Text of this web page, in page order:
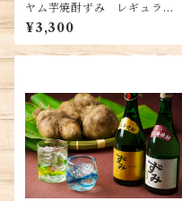
ヤム芋焼酎ずみ レギュラー
タイプミニボトル5本入り（容
量：１８０ｍｌ）
¥3,300